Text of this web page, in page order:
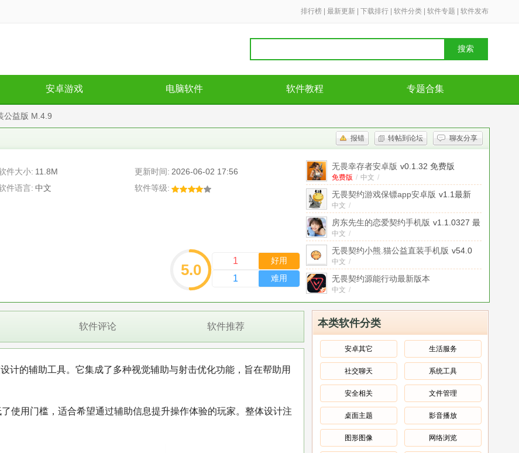
排行榜 最新更新 下载排行 软件分类 软件专题 软件发布
搜索
安卓游戏 电脑软件 软件教程 专题合集
公益版 M.4.9
报错 转帖到论坛 聊友分享
件大小: 11.8M 更新时间: 2026-06-02 17:56
件语言: 中文 软件等级:
5.0
1 好用
1 难用
无畏幸存者安卓版 v0.1.32 免费版
免费版 / 中文 /
无畏契约游戏保镖app安卓版 v1.1最新
版
中文 /
房东先生的恋爱契约手机版 v1.1.0327 最
新版
中文 /
无畏契约小熊.猫公益直装手机版 v54.0
最新版
中文 /
无畏契约源能行动最新版本
2026
中文 /
中文 /
星恋契约官方正版 v0.0.2手机版
中文 /
仙魔契约手游官方版 v2.0
中文 /
绯梦契约2026最新版
v1.0.19.85官方正
版
官方版 / 中文 /
无畏契约大招版语音盒最新版 v1.02
中文 /
本类软件分类
安卓其它 生活服务
社交聊天 系统工具
安全相关 文件管理
桌面主题 影音播放
图形图像 网络浏览
软件评论 软件推荐
计的辅助工具。它集成了多种视觉辅助与射击优化功能，旨在帮助用
使用门槛，适合希望通过辅助信息提升操作体验的玩家。整体设计注